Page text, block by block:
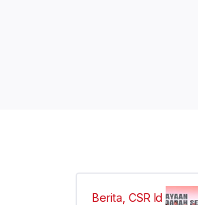
Berita, CSR Id